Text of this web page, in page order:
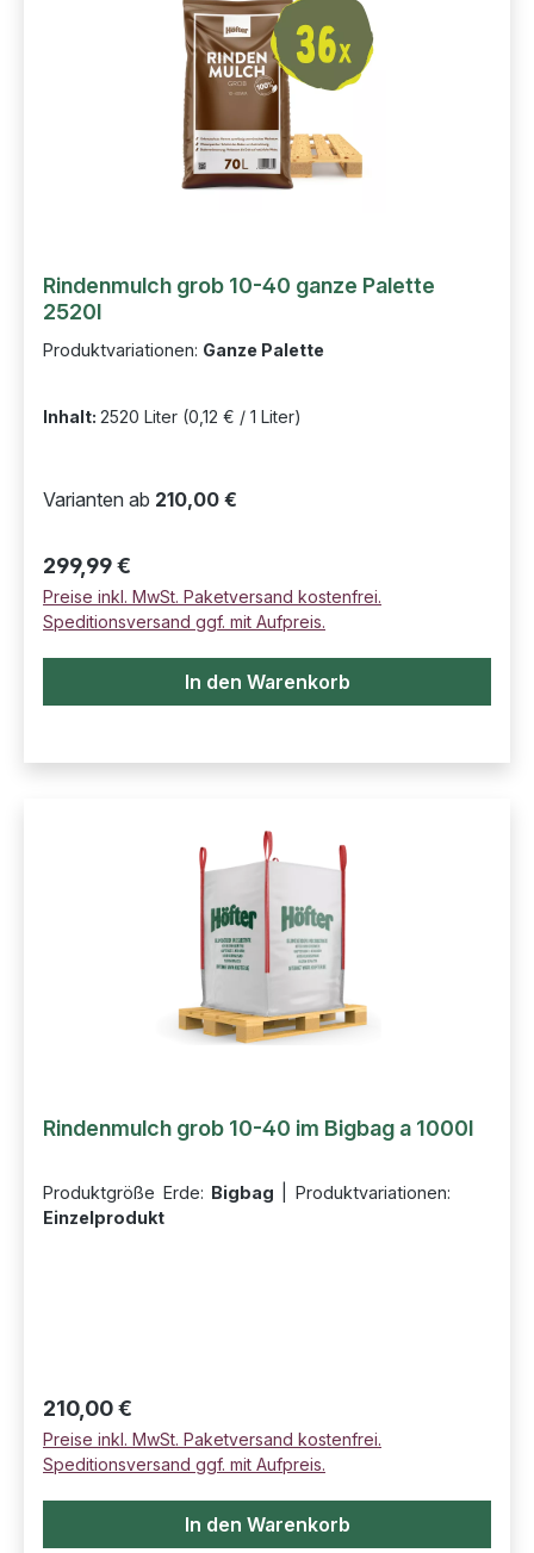
Rindenmulch grob 10-40 ganze Palette
2520l
Produktvariationen: Ganze Palette
Inhalt: 2520 Liter (0,12 € / 1 Liter)
Varianten ab 210,00 €
Regulärer Preis:
299,99 €
Preise inkl. MwSt. Paketversand kostenfrei.
Speditionsversand ggf. mit Aufpreis.
In den Warenkorb
Rindenmulch grob 10-40 im Bigbag a 1000l
Produktgröße Erde: Bigbag
Produktvariationen:
Einzelprodukt
Regulärer Preis:
210,00 €
Preise inkl. MwSt. Paketversand kostenfrei.
Speditionsversand ggf. mit Aufpreis.
In den Warenkorb